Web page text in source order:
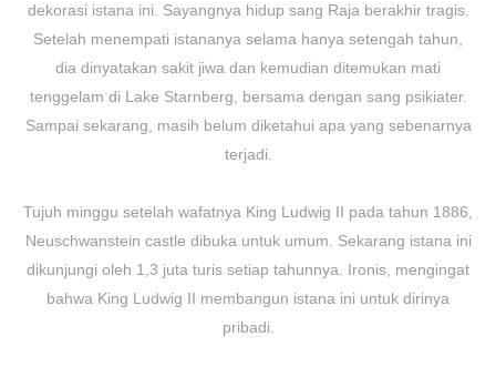
dekorasi istana ini. Sayangnya hidup sang Raja berakhir tragis.
Setelah menempati istananya selama hanya setengah tahun,
dia dinyatakan sakit jiwa dan kemudian ditemukan mati
tenggelam di Lake Starnberg, bersama dengan sang psikiater.
Sampai sekarang, masih belum diketahui apa yang sebenarnya
terjadi.
Tujuh minggu setelah wafatnya King Ludwig II pada tahun 1886,
Neuschwanstein castle dibuka untuk umum. Sekarang istana ini
dikunjungi oleh 1,3 juta turis setiap tahunnya. Ironis, mengingat
bahwa King Ludwig II membangun istana ini untuk dirinya
pribadi.